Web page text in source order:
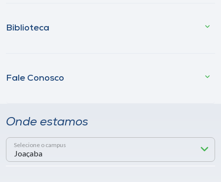
Biblioteca
Fale Conosco
Onde estamos
Selecione o campus